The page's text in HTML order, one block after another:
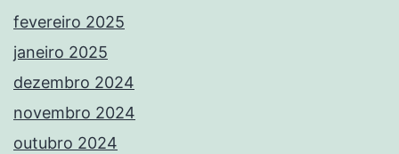
fevereiro 2025
janeiro 2025
dezembro 2024
novembro 2024
outubro 2024